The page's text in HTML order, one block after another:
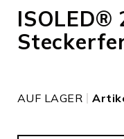
springen
ISOLED®
AUF LAGER